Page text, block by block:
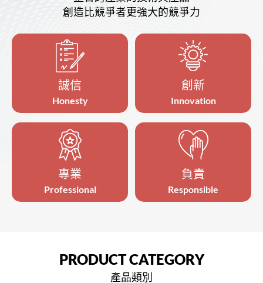
創造比競爭者更強大的競爭力
誠信
Honesty
創新
Innovation
專業
Professional
負責
Responsible
PRODUCTCATEGORY
產品類別